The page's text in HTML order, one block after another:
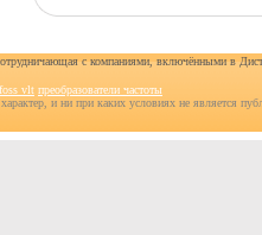
с компаниями, включёнными в
vlt преобразователи частоты
и ни при каких условиях не является